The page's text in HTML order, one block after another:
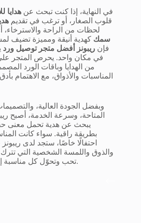
في النهاية، إذا كنت تبحث عن هدايا
قلوب الصغار، أو ترغب في تقديم
لحظات من الراحة والاسترخاء،
سمك كهدية أنيقة ومميزة تضيف
فإن ريبونز أفضل متجر توصيل ورد
في مكان واحد. يحرص المتجر
من الهدايا وباقات الورد
المناسبات والأذواق، مع الاهتمام
وبفضل الجودة العالية،
المتاحة، وسرعة الخدمة، أصبح
يبحث عن هدية تحمل معنى
بطريقة راقية. سواء كانت
احتفالًا خاصًا، ستجد لدى
والذوق واللمسة الشخصية التي
تحب وتحوّل كل مناسبة إلى ذكرى مميزة لا تُنسى.